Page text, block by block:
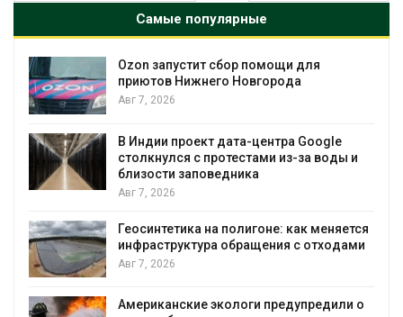
Самые популярные
Ozon запустит сбор помощи для
приютов Нижнего Новгорода
Авг 7, 2026
В Индии проект дата-центра Google
столкнулся с протестами из-за воды и
близости заповедника
Авг 7, 2026
Геосинтетика на полигоне: как меняется
инфраструктура обращения с отходами
Авг 7, 2026
Американские экологи предупредили о